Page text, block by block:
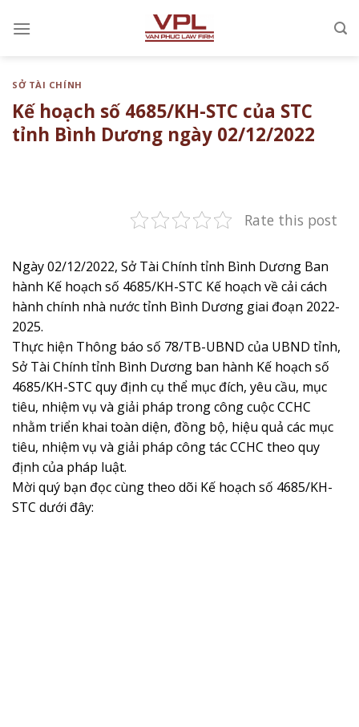
đến
SỞ TÀI CHÍNH
Kế hoạch số 4685/KH-STC của STC
tỉnh Bình Dương ngày 02/12/2022
Rate this post
Ngày 02/12/2022, Sở Tài Chính tỉnh Bình Dương Ban
hành Kế hoạch số 4685/KH-STC Kế hoạch về cải cách
hành chính nhà nước tỉnh Bình Dương giai đoạn 2022-
2025.
Thực hiện Thông báo số 78/TB-UBND của UBND tỉnh,
Sở Tài Chính tỉnh Bình Dương ban hành Kế hoạch số
4685/KH-STC quy định cụ thể mục đích, yêu cầu, mục
tiêu, nhiệm vụ và giải pháp trong công cuộc CCHC
nhằm triển khai toàn diện, đồng bộ, hiệu quả các mục
tiêu, nhiệm vụ và giải pháp công tác CCHC theo quy
định của pháp luật.
Mời quý bạn đọc cùng theo dõi Kế hoạch số 4685/KH-
STC dưới đây: